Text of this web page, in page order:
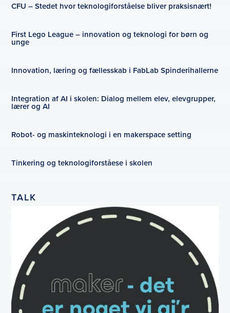
CFU – Stedet hvor teknologiforståelse bliver praksisnært!
First Lego League – innovation og teknologi for børn og
unge
Innovation, læring og fællesskab i FabLab Spinderihallerne
Integration af AI i skolen: Dialog mellem elev, elevgrupper,
lærer og AI
Robot- og maskinteknologi i en makerspace setting
Tinkering og teknologiforståese i skolen
TALK